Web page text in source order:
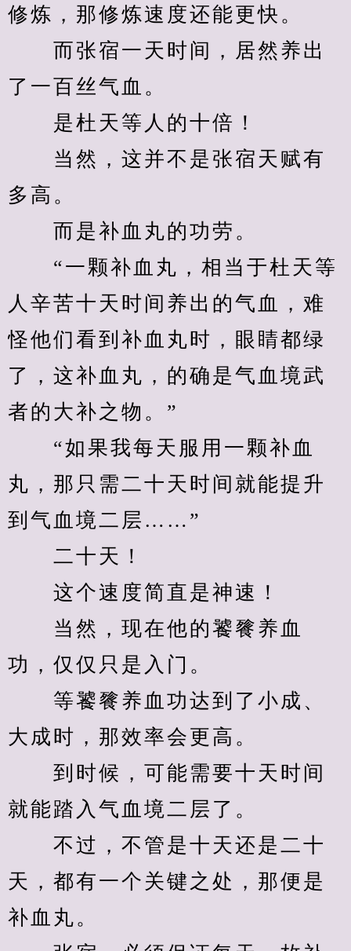
修炼，那修炼速度还能更快。
而张宿一天时间，居然养出
了一百丝气血。
是杜天等人的十倍！
当然，这并不是张宿天赋有
多高。
而是补血丸的功劳。
“一颗补血丸，相当于杜天等
人辛苦十天时间养出的气血，难
怪他们看到补血丸时，眼睛都绿
了，这补血丸，的确是气血境武
者的大补之物。”
“如果我每天服用一颗补血
丸，那只需二十天时间就能提升
到气血境二层……”
二十天！
这个速度简直是神速！
当然，现在他的饕餮养血
功，仅仅只是入门。
等饕餮养血功达到了小成、
大成时，那效率会更高。
到时候，可能需要十天时间
就能踏入气血境二层了。
不过，不管是十天还是二十
天，都有一个关键之处，那便是
补血丸。